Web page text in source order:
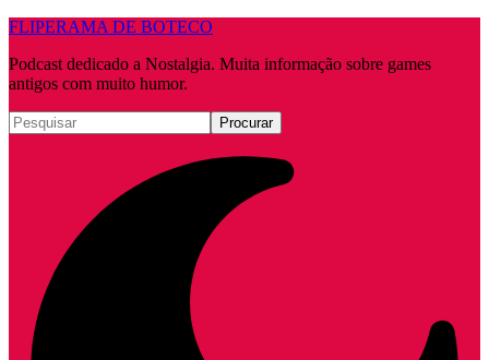
FLIPERAMA DE BOTECO
Podcast dedicado a Nostalgia. Muita informação sobre games
antigos com muito humor.